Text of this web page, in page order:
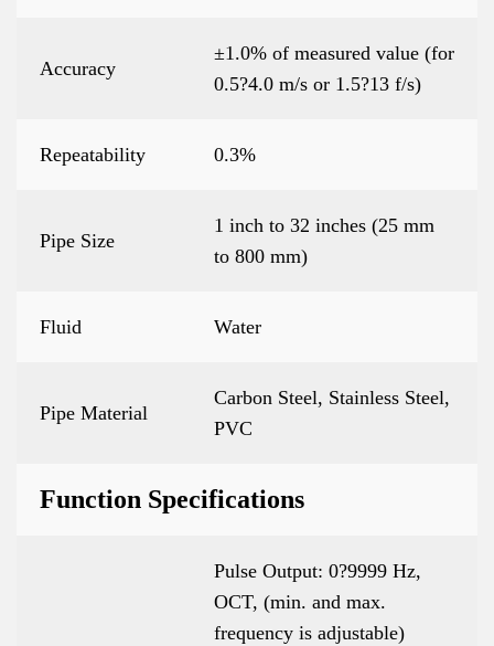
Accuracy
±1.0% of measured value (for
0.5?4.0 m/s or 1.5?13 f/s)
Repeatability 0.3%
Pipe Size
1 inch to 32 inches (25 mm
to 800 mm)
Fluid Water
Pipe Material
Carbon Steel, Stainless Steel,
PVC
Function Specifications
Pulse Output: 0?9999 Hz,
OCT, (min. and max.
frequency is adjustable)